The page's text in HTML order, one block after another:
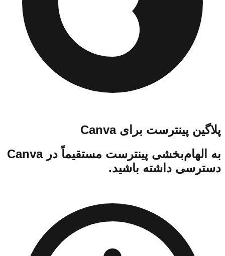
پلاگین پینترست برای Canva
به الهام‌بخشی پینترست مستقیماً در Canva
دسترسی داشته باشید.